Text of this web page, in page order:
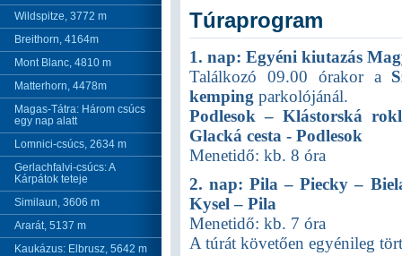
Wildspitze, 3772 m
Breithorn, 4164m
Mont Blanc, 4810 m
Matterhorn, 4478m
Magas-Tátra: Három csúcs
egy nap alatt
Lomnici-csúcs, 2634 m
Gerlachfalvi-csúcs: A
Kárpátok teteje
Similaun, 3606 m
Ararát, 5137 m
Kaukázus: Elbrusz, 5642 m
Túraprogram
1. nap: Egyéni kiutazás
Találkozó 09.00 órakor a
kemping parkolójánál.
Podlesok – Klástorská
Glacká cesta - Podlesok
Menetidő: kb. 8 óra
2. nap: Pila – Piecky –
Kysel – Pila
Menetidő: kb. 7 óra
A túrát követően egyénileg